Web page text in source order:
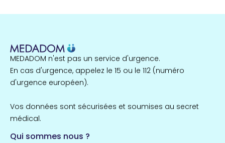
Île-de-France
857 espaces de santé
Côtes-d'Armor
1 espaces de santé
MEDADOM n'est pas un service d'urgence.
En cas d'urgence, appelez le 15 ou le 112 (numéro
d'urgence européen).
Vos données sont sécurisées et soumises au secret
médical.
Qui sommes nous ?